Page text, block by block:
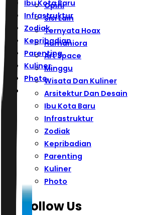
Ibu Kota Baru
Infrastruktur
Zodiak
Kepribadian
Parenting
Kuliner
Photo
Opini
Sisi Lain
Ternyata Hoax
Humaniora
Art Space
Minggu
Wisata Dan Kuliner
Arsitektur Dan Desain
Ibu Kota Baru
Infrastruktur
Zodiak
Kepribadian
Parenting
Kuliner
Photo
Follow Us